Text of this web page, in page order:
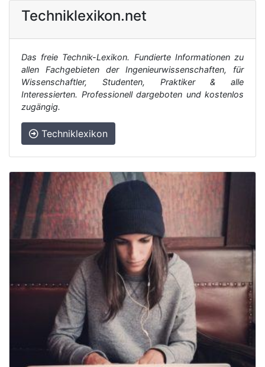
Techniklexikon.net
Das freie Technik-Lexikon. Fundierte Informationen zu
allen Fachgebieten der Ingenieurwissenschaften, für
Wissenschaftler, Studenten, Praktiker & alle
Interessierten. Professionell dargeboten und kostenlos
zugängig.
Techniklexikon